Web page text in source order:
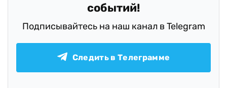
событий!
Подписывайтесь на наш канал в Telegram
Следить в Телеграмме